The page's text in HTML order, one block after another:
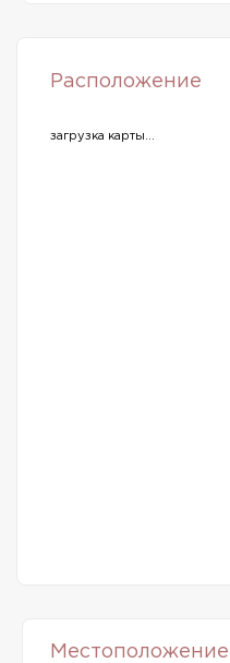
Расположение
загрузка карты...
Местоположение